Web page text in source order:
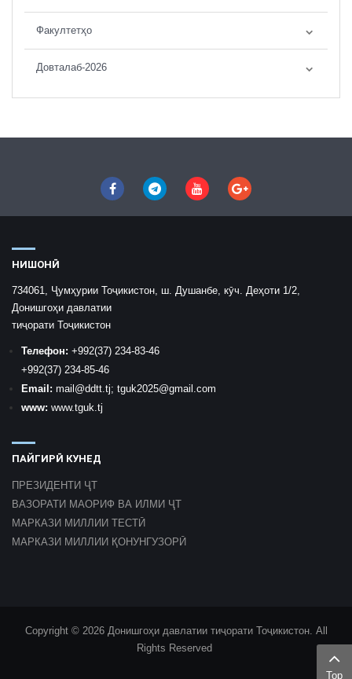
Факултетҳо
Довталаб-2026
НИШОНӢ
734061, Ҷумҳурии Тоҷикистон, ш. Душанбе, кӯч. Деҳоти 1/2,
Донишгоҳи давлатии
тиҷорати Тоҷикистон
Телефон: +992(37) 234-83-46
+992(37) 234-85-46
Email: mail@ddtt.tj; tguk2025@gmail.com
www: www.tguk.tj
ПАЙГИРӢ КУНЕД
ПРЕЗИДЕНТИ ҶТ
ВАЗОРАТИ МАОРИФ ВА ИЛМИ ҶТ
МАРКАЗИ МИЛЛИИ ТЕСТӢ
МАРКАЗИ МИЛЛИИ ҚОНУНГУЗОРӢ
Copyright © 2026 Донишгоҳи давлатии тиҷорати Тоҷикистон. All
Rights Reserved
Top